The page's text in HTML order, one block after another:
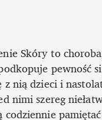
Skóry to
pewność
z nią dzieci i
nimi szereg